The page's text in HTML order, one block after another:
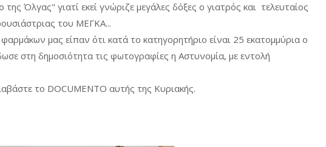
Όλγας" γιατί εκεί γνώριζε μεγάλες δόξες ο γιατρός και τελευταίος
του ΜΕΓΚΑ...
μας είπαν ότι κατά το κατηγορητήριο είναι 25 εκατομμύρια ο
στη δημοσιότητα τις φωτογραφίες η Αστυνομία, με εντολή
το DOCUMENTO αυτής της Κυριακής.